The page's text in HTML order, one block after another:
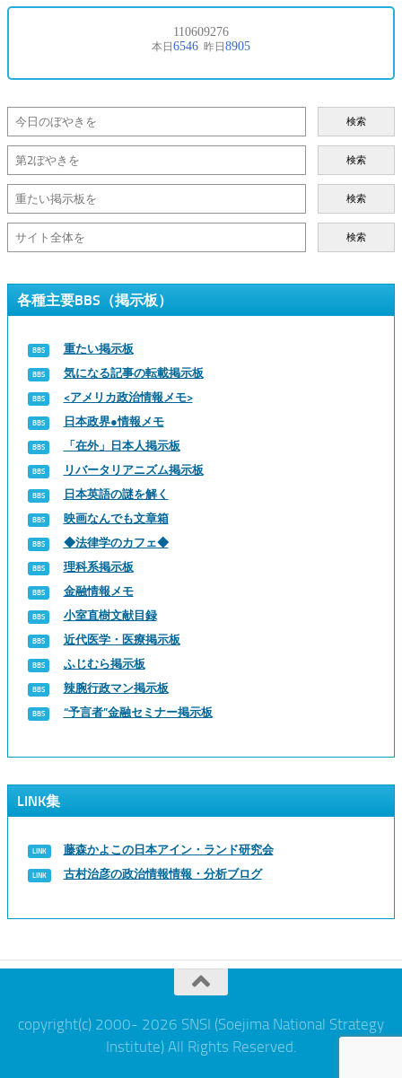
検索
検索
検索
検索
各種主要BBS（掲示板）
重たい掲示板
気になる記事の転載掲示板
<アメリカ政治情報メモ>
日本政界●情報メモ
「在外」日本人掲示板
リバータリアニズム掲示板
日本英語の謎を解く
映画なんでも文章箱
◆法律学のカフェ◆
理科系掲示板
金融情報メモ
小室直樹文献目録
近代医学・医療掲示板
ふじむら掲示板
辣腕行政マン掲示板
“予言者”金融セミナー掲示板
LINK集
藤森かよこの日本アイン・ランド研究会
古村治彦の政治情報情報・分析ブログ
copyright(c) 2000- 2026 SNSI (Soejima National Strategy
Institute) All Rights Reserved.